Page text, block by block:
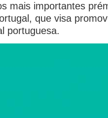
mais importantes
que visa
portuguesa.